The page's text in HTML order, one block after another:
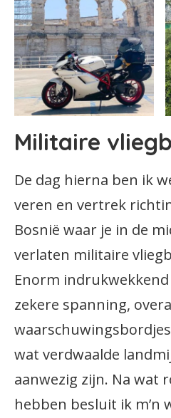
Militaire
De dag hierna ben ik
veren en vertrek
Bosnië waar je in de
verlaten militaire
Enorm indrukwekkend
zekere spanning,
wat verdwaalde
aanwezig zijn. Na wat
hebben besluit ik m’n